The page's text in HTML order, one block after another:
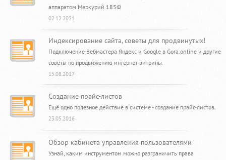
аппаратом Меркурий 185Ф
02.12.2021
Индексирование сайта, советы для продвинутых!
Подключение Вебмастера Яндекс и Google в Gora.online и другие
советы по продвижению интернет-витрины.
15.08.2017
Создание прайс-листов
Ещё одно полезное действие в системе - создание прайс-листов.
23.05.2016
Обзор кабинета управления пользователями
Узнай, каким инструментом можно разграничить права